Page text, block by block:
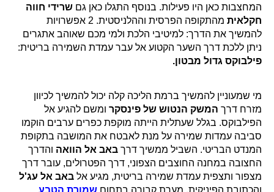
המחצבות כאן היו פעילות. בנוסף התגלו כאן גם שרידי חווה
חקלאית
מהתקופה הפרסית וההלניסטית. 2 אפשרויות
להמשיך את הדרך: למיטיבי הלכת ולמי מכם שאוהב אתגרים
ניתן ללכת דרך השער הקטוע אל עבר עמדת השמירה בריטית:
פילבוקס גדול מבטון.
מי שמעוניין להמשיך ברמת הליכה קלה יכול להמשיך לכיוון
מזרח דרך המשק הנטוש של פינסקר ומשם להגיע אל
הפילבוקס. בגלל שעתלית הייתה מוקפת כפרים ערבים הוקמו
סביבה עמדות שמירה על מנת לאבטח את המושבה בתקופת
המנדט הבריטי. השביל ממשיך דרך באב אל הוואה והדרך
החצובה במחנה החוצבים הצפוני, דרך הפטרולים, עובר דרך
מצפור ותצפית עמדת שמירה בריטית, מגיע אל באב אל עג'ל
והכתובת הפיניקית, מערת קבורה בתחום שמורת הטבע